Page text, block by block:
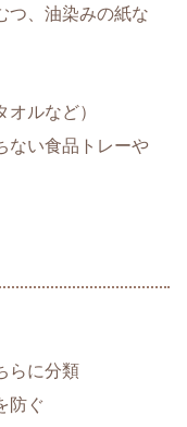
つ、油染みの紙な
ルなど）
ない食品トレーや
らに分類
防ぐ